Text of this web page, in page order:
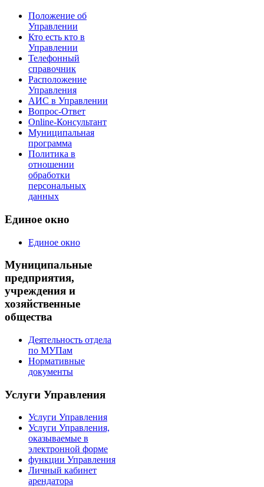
Положение об
Управлении
Кто есть кто в
Управлении
Телефонный
справочник
Расположение
Управления
АИС в Управлении
Вопрос-Ответ
Online-Консультант
Муниципальная
программа
Политика в
отношении
обработки
персональных
данных
Единое окно
Единое окно
Муниципальные
предприятия,
учреждения и
хозяйственные
общества
Деятельность отдела
по МУПам
Нормативные
документы
Услуги Управления
Услуги Управления
Услуги Управления,
оказываемые в
электронной форме
функции Управления
Личный кабинет
арендатора